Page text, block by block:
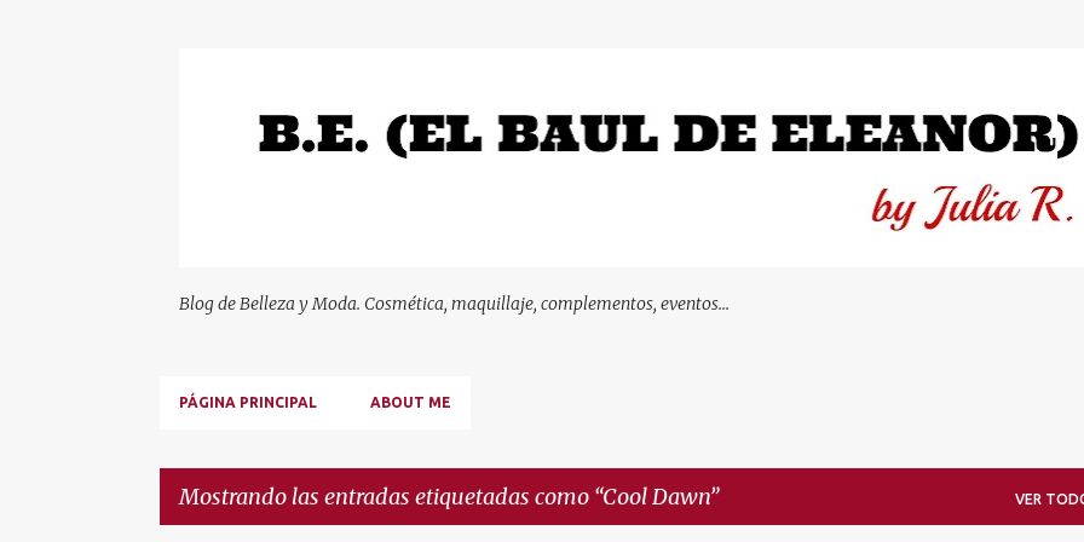
Blog de Belleza y Moda. Cosmética, maquillaje, complementos, eventos...
PÁGINA PRINCIPAL ABOUT ME
Mostrando las entradas etiquetadas como Cool Dawn VER